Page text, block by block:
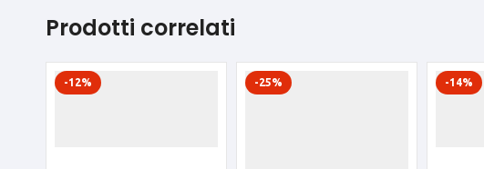
Prodotti correlati
-12% -25% -14%